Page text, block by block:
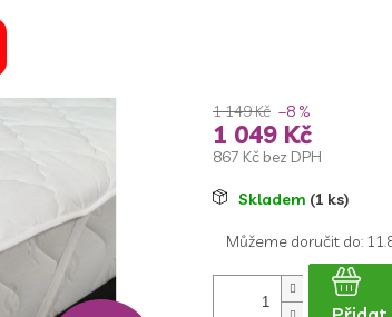
1 149 Kč –8 %
1 049 Kč
867 Kč bez DPH
MěrnáSkladem (1 ks)
Můžeme doručit do: